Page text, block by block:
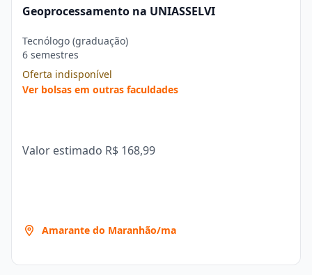
Geoprocessamento na UNIASSELVI
Tecnólogo (graduação)
6 semestres
Oferta indisponível
Ver bolsas em outras faculdades
Valor estimado R$ 168,99
Amarante do Maranhão/ma